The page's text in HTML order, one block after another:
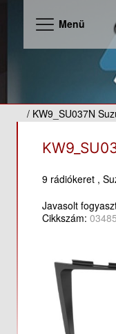
Menü
/ KW9_SU037N
9 rádiókeret ,
Javasolt
Cikkszám: 03485